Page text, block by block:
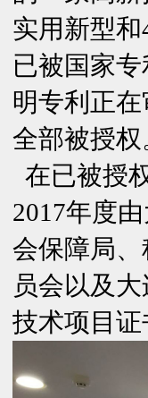
实用新型
已被国家
明专利正
全部被授权
在已被授
2017年度
会保障局
员会以及
技术项目